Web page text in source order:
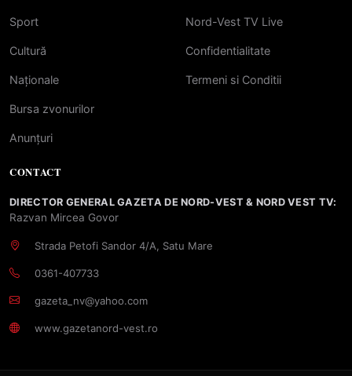
Sport
Cultură
Naționale
Bursa zvonurilor
Anunțuri
Nord-Vest TV Live
Confidentialitate
Termeni si Conditii
CONTACT
DIRECTOR GENERAL GAZETA DE NORD-VEST & NORD VEST TV:
Razvan Mircea Govor
Strada Petofi Sandor 4/A, Satu Mare
0361-407733
gazeta_nv@yahoo.com
www.gazetanord-vest.ro